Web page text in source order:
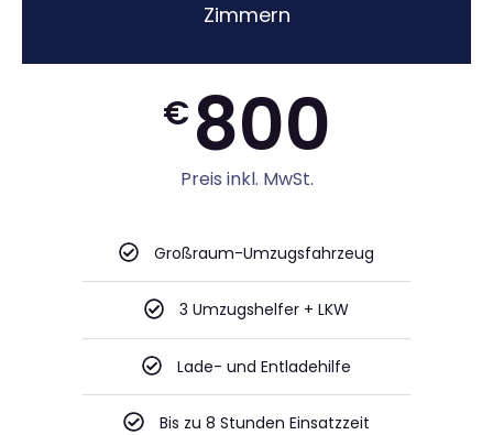
Zimmern
€800
Preis inkl. MwSt.
Großraum-Umzugsfahrzeug
3 Umzugshelfer + LKW
Lade- und Entladehilfe
Bis zu 8 Stunden Einsatzzeit